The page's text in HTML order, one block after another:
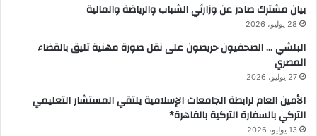
بيان مشترك صادر عن وزارتَي الشباب والرياضة والمالية
28 يوليو، 2026
البلشي … الصحفيون حريصون على نقل صورة مهنية تليق بالقضاء
المصري
27 يوليو، 2026
الأمين العام لرابطة الجامعات الإسلامية يلتقي المستشار التعليمي
التركي بالسفارة التركية بالقاهرة*
13 يوليو، 2026